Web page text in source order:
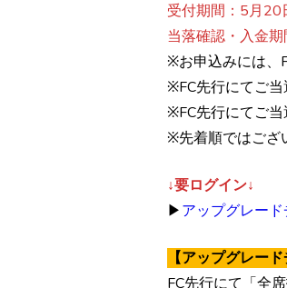
受付期間：5月
当落確認・入金
※お申込みには、
※FC先行にてご当
※FC先行にてご当
※先着順ではござ
↓要ログイン↓
▶アップグレー
【アップグレー
FC先行にて「全